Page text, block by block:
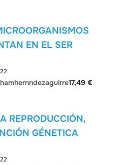
EN EL SER
17,49 €
REPRODUCCIÓN,
GÉNETICA